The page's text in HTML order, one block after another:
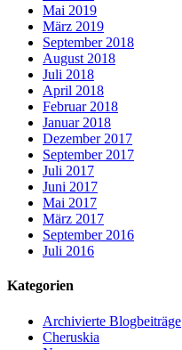
Mai 2019
März 2019
September 2018
August 2018
Juli 2018
April 2018
Februar 2018
Januar 2018
Dezember 2017
September 2017
Juli 2017
Juni 2017
Mai 2017
März 2017
September 2016
Juli 2016
Kategorien
Archivierte Blogbeiträge
Cheruskia